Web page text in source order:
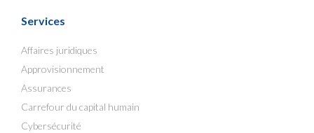
Services
Affaires juridiques
Approvisionnement
Assurances
Carrefour du capital humain
Cybersécurité